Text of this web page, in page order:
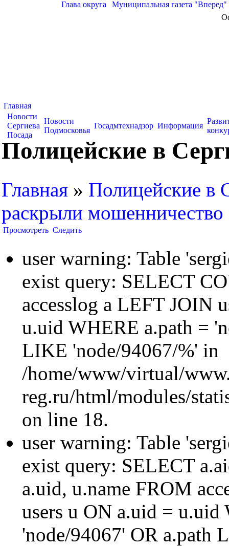
Глава округа Муниципальная газета "Вперед"
Главная
Новости
Сергиева
Посада
Новости
Подмосковья
Госадмтехнадзор Информация
Полицейские в
Главная » Полицейские в
раскрыли мошенничество
Просмотреть Следить
user warning: Table
exist query: SELECT
accesslog a LEFT JOIN
u.uid WHERE a.path =
LIKE 'node/94067/%' in
/home/www/virtual/
reg.ru/html/modules/
on line 18.
user warning: Table
exist query: SELECT
a.uid, u.name FROM
users u ON a.uid = u.uid
'node/94067' OR a.path